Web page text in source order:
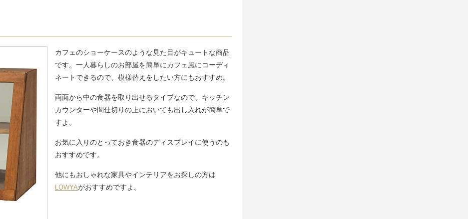
カフェのショーケースのような見た目がキュートな商品
です。一人暮らしのお部屋を簡単にカフェ風にコーディ
ネートできるので、模様替えをしたい方にもおすすめ。
両面から中の食器を取り出せるタイプなので、キッチン
カウンターや間仕切りの上においても出し入れが簡単で
すよ。
お気に入りのとっておき食器のディスプレイに使うのも
おすすめです。
他にもおしゃれな家具やインテリアをお探しの方は
LOWYAがおすすめですよ。